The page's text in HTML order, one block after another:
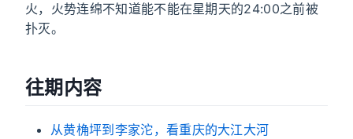
火，火势连绵不知道能不能在星期天的24:00之前被
扑灭。
往期内容
从黄桷坪到李家沱，看重庆的大江大河